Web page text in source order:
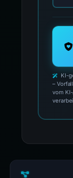
KI-
–
vom